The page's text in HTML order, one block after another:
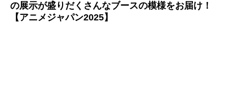
の展示が盛りだくさんなブースの模様をお届け！
【アニメジャパン2025】